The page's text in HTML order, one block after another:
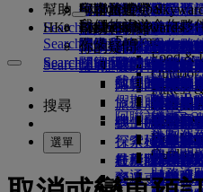
精選票
特別優
行程規劃
預訂酒
旅行團
旅遊服務
機場迎
link in a
杜拜轉
交通
座位選
保留我
阿聯酋航空
取消預
更改你
選擇你
升級航
管理專
預訂無
網上辦理登
辦理登
航班狀況
旅遊資訊
危險品
規則及
健康
旅行健
餐膳資
阿拉伯
品
杜拜國際機場
阿聯酋
行李資料
行李資料
托運行
隨身行
購買更
額外托
杜拜行
行李延誤或
簽證和護照
尋找你的簽證要求
簽證及護照
美國旅
阿聯酋簽證
Search flight
機艙特色
頭等客
商務客
尊尚經
經濟客
舒適的
機上娛樂
ice 精選
ice 直
機上
你的旅程從此開始
阿聯酋航空
專車接
阿聯酋
季節性
非接觸
我們的貴賓室
頭等客
商務客
全球各
家庭旅遊
與家人同行
計劃你的家
無人陪
懷孕
行李限
兒童及
汽車安
在機場
機上
Fly Better
飛悅卓越
飛悅卓越的
關於我們
關於我們
我們的故事
媒體中
link in a
集團公
安全
財務透
Search flight
目的地
我們的目的地
亞太地
美洲
非洲
歐洲
中東
探索杜拜
最新目的地
赫爾辛
Explore Dubai
Explore Dubai
Explore
Food &
Outdoor
Fitness
Culture
Beach
Family
Outdoor
我們的旅遊合作夥
空中和地面合作夥
我們的旅遊
澳洲航
flydubai
阿聯酋航空
探索
探索阿聯酋航空目
航線圖
假期靈感
海灘目
大自然
歷史和
城市度
Search flight
阿聯酋航空
加入阿聯酋航空
關於阿聯酋航
會員級
flydubai
現金 +
電子會
我的家
使用哩
補領哩
Business Rewards
註冊你的公司
Business
註冊你
登入
優惠
計劃運
常見問
Search flight
幫助
幫助和聯絡
幫助和聯絡
幫助和聯絡
更改或
簽證和
意見和
行李延
杜拜接
營運更改
你的疑問
常見問題
常見問題
預訂阿
我們的
我們的
特別協
行李與
Search flight
HK
搜尋
選單